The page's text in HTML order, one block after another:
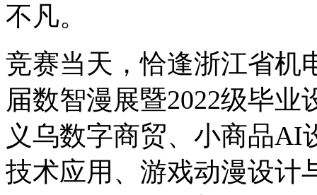
不凡。
竞赛当天，恰逢浙江省机
届数智漫展暨2022级毕
义乌数字商贸、小商品AI
技术应用、游戏动漫设计